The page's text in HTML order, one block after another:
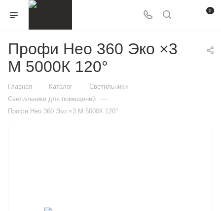
0
Профи Нео 360 Эко ×3
M 5000К 120°
Главная — Каталог — Светильники —
Светильники для помещений —
Профи Нео 360 Эко ×3 M 5000К 120°